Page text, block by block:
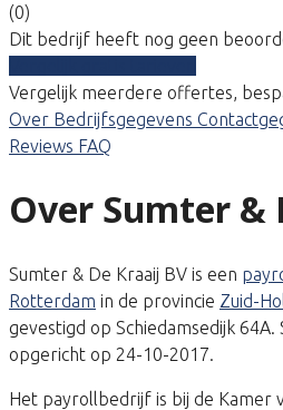
(0)
Dit bedrijf heeft nog geen
Vergelijk meerdere offertes,
Over Bedrijfsgegevens
Reviews FAQ
Over Sumter &
Sumter & De Kraaij BV is een
Rotterdam in de provincie Zuid-
gevestigd op Schiedamsedijk 64A.
opgericht op 24-10-2017.
Het payrollbedrijf is bij de Kamer